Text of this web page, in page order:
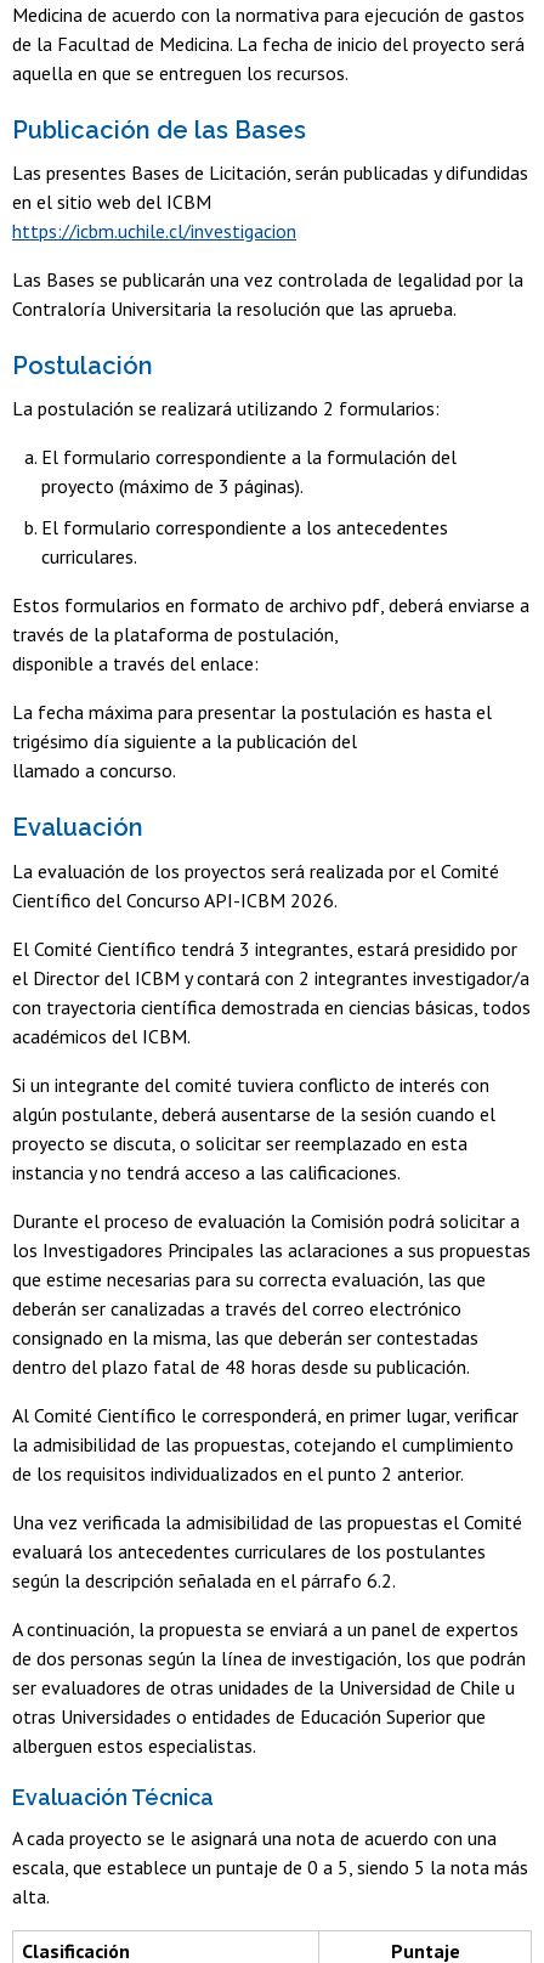
Medicina de acuerdo con la normativa para ejecución de gastos
de la Facultad de Medicina. La fecha de inicio del proyecto será
aquella en que se entreguen los recursos.
Publicación de las Bases
Las presentes Bases de Licitación, serán publicadas y difundidas
en el sitio web del ICBM
https://icbm.uchile.cl/investigacion
Las Bases se publicarán una vez controlada de legalidad por la
Contraloría Universitaria la resolución que las aprueba.
Postulación
La postulación se realizará utilizando 2 formularios:
El formulario correspondiente a la formulación del
proyecto (máximo de 3 páginas).
El formulario correspondiente a los antecedentes
curriculares.
Estos formularios en formato de archivo pdf, deberá enviarse a
través de la plataforma de postulación,
disponible a través del enlace:
La fecha máxima para presentar la postulación es hasta el
trigésimo día siguiente a la publicación del
llamado a concurso.
Evaluación
La evaluación de los proyectos será realizada por el Comité
Científico del Concurso API-ICBM 2026.
El Comité Científico tendrá 3 integrantes, estará presidido por
el Director del ICBM y contará con 2 integrantes investigador/a
con trayectoria científica demostrada en ciencias básicas, todos
académicos del ICBM.
Si un integrante del comité tuviera conflicto de interés con
algún postulante, deberá ausentarse de la sesión cuando el
proyecto se discuta, o solicitar ser reemplazado en esta
instancia y no tendrá acceso a las calificaciones.
Durante el proceso de evaluación la Comisión podrá solicitar a
los Investigadores Principales las aclaraciones a sus propuestas
que estime necesarias para su correcta evaluación, las que
deberán ser canalizadas a través del correo electrónico
consignado en la misma, las que deberán ser contestadas
dentro del plazo fatal de 48 horas desde su publicación.
Al Comité Científico le corresponderá, en primer lugar, verificar
la admisibilidad de las propuestas, cotejando el cumplimiento
de los requisitos individualizados en el punto 2 anterior.
Una vez verificada la admisibilidad de las propuestas el Comité
evaluará los antecedentes curriculares de los postulantes
según la descripción señalada en el párrafo 6.2.
A continuación, la propuesta se enviará a un panel de expertos
de dos personas según la línea de investigación, los que podrán
ser evaluadores de otras unidades de la Universidad de Chile u
otras Universidades o entidades de Educación Superior que
alberguen estos especialistas.
Evaluación Técnica
A cada proyecto se le asignará una nota de acuerdo con una
escala, que establece un puntaje de 0 a 5, siendo 5 la nota más
alta.
Clasificación Puntaje